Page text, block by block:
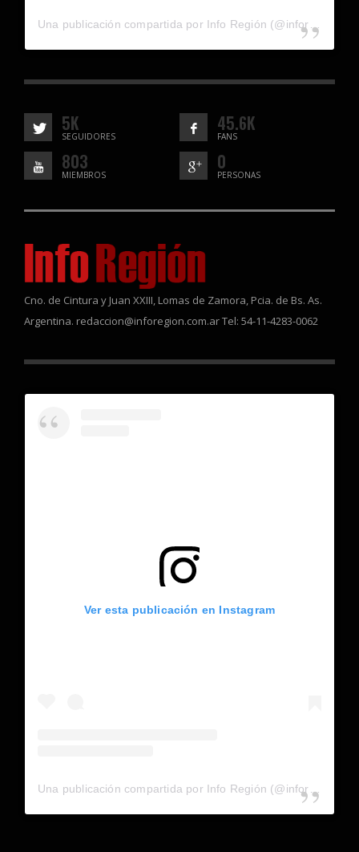
5K
SEGUIDORES
45.6K
FANS
803
MIEMBROS
0
PERSONAS
Cno. de Cintura y Juan XXIII, Lomas de Zamora, Pcia. de Bs. As.
Argentina. redaccion@inforegion.com.ar Tel: 54-11-4283-0062
Ver esta publicación en Instagram
Una publicación compartida por Info Región (@inforegion_redes)